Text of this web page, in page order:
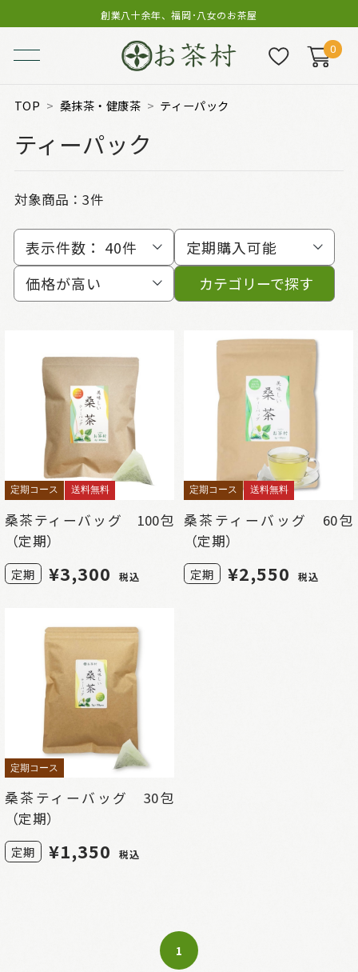
創業八十余年、福岡･八女のお茶屋
0
TOP 桑抹茶・健康茶 ティーパック
ティーパック
対象商品： 3件
表示件数： 40件
定期購入可能
価格が高い
カテゴリーで探す
定期コース 送料無料
桑茶ティーバッグ 100包
（定期）
定期 ¥3,300 税込
定期コース 送料無料
桑茶ティーバッグ 60包
（定期）
定期 ¥2,550 税込
定期コース
桑茶ティーバッグ 30包
（定期）
定期 ¥1,350 税込
1